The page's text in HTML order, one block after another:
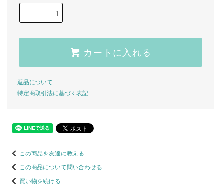
カートに入れる
返品について
特定商取引法に基づく表記
この商品を友達に教える
この商品について問い合わせる
買い物を続ける